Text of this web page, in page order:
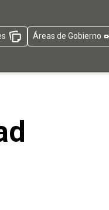
Áreas de Gobierno